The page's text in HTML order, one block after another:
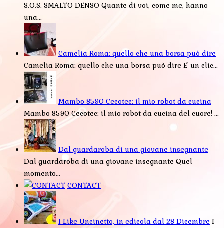
S.O.S. SMALTO DENSO Quante di voi, come me, hanno
una...
Camelia Roma: quello che una borsa può dire
Camelia Roma: quello che una borsa può dire E' un clic...
Mambo 8590 Cecotec: il mio robot da cucina
Mambo 8590 Cecotec: il mio robot da cucina del cuore! ...
Dal guardaroba di una giovane insegnante
Dal guardaroba di una giovane insegnante Quel
momento...
CONTACT
I Like Uncinetto, in edicola dal 28 Dicembre I